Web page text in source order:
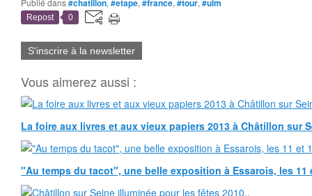
Publié dans#chatillon, #etape, #france, #tour, #ulm
Repost 0
S'inscrire à la newsletter
Vous aimerez aussi :
La foire aux livres et aux vieux papiers 2013 à Châtillon sur
"Au temps du tacot", une belle exposition à Essarois, les 11